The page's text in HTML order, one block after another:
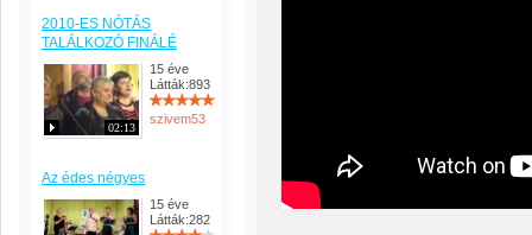
2010-ES NÓTÁS
TALÁLKOZÓ FINÁLÉ
02:13
15 éve
Látták:893
szivem53
Az édes négyes
15 éve
Látták:282